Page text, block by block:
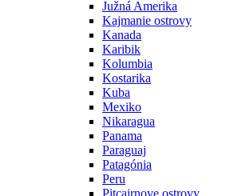
Južná Amerika
Kajmanie ostrovy
Kanada
Karibik
Kolumbia
Kostarika
Kuba
Mexiko
Nikaragua
Panama
Paraguaj
Patagónia
Peru
Pitcairnove ostrovy